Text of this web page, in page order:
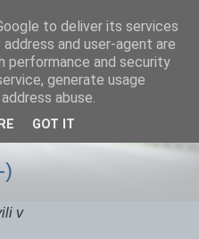
)
v
to deliver its services
and user-agent are
performance and security
generate usage
abuse.
GOT IT